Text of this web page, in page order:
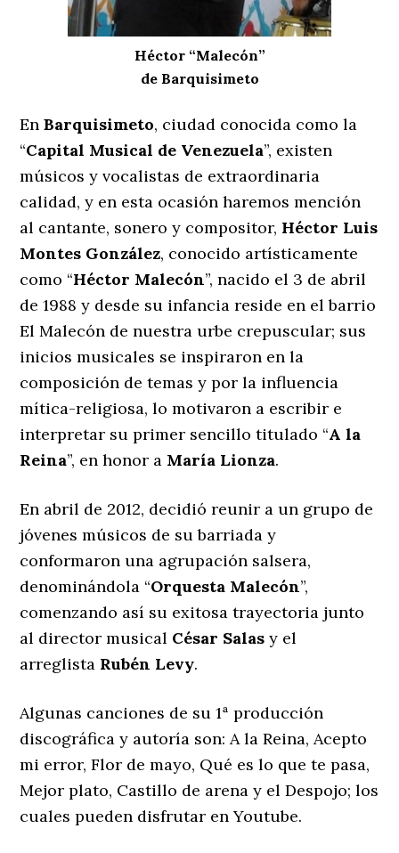
Héctor “Malecón”
de Barquisimeto
EnBarquisimeto, ciudad conocida como la
“Capital Musical de Venezuela”, existen
músicos y vocalistas de extraordinaria
calidad, y en esta ocasión haremos mención
al cantante, sonero y compositor, Héctor Luis
Montes González, conocido artísticamente
como “Héctor Malecón”, nacido el 3 de abril
de 1988 y desde su infancia reside en el barrio
El Malecón de nuestra urbe crepuscular; sus
inicios musicales se inspiraron en la
composición de temas y por la influencia
mítica-religiosa, lo motivaron a escribir e
interpretar su primer sencillo titulado “A la
Reina”, en honor a María Lionza.
En abril de 2012, decidió reunir a un grupo de
jóvenes músicos de su barriada y
conformaron una agrupación salsera,
denominándola “Orquesta Malecón”,
comenzando así su exitosa trayectoria junto
al director musical César Salas y el
arreglista Rubén Levy.
Algunas canciones de su 1ª producción
discográfica y autoría son: A la Reina, Acepto
mi error, Flor de mayo, Qué es lo que te pasa,
Mejor plato, Castillo de arena y el Despojo; los
cuales pueden disfrutar en Youtube.